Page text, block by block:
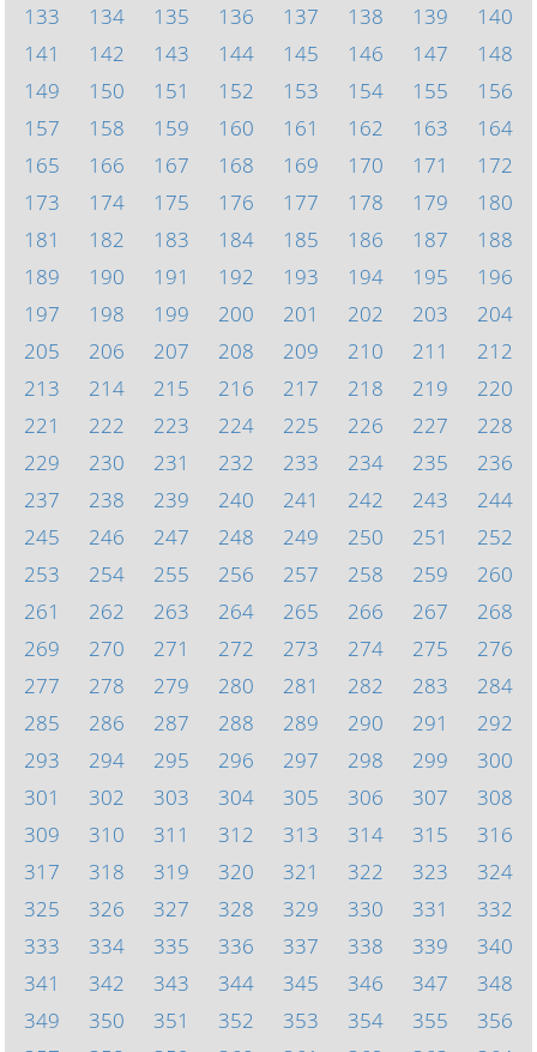
133
134 135 136 137 138 139
140
141
142 143 144 145 146 147
148
149
150 151 152 153 154 155
156
157
158 159 160 161 162 163
164
165
166 167 168 169 170 171
172
173
174 175 176 177 178 179
180
181
182 183 184 185 186 187
188
189
190 191 192 193 194 195
196
197
198 199 200 201 202 203
204
205
206 207 208 209 210 211
212
213
214 215 216 217 218 219
220
221
222 223 224 225 226 227
228
229
230 231 232 233 234 235
236
237
238 239 240 241 242 243
244
245
246 247 248 249 250 251
252
253
254 255 256 257 258 259
260
261
262 263 264 265 266 267
268
269
270 271 272 273 274 275
276
277
278 279 280 281 282 283
284
285
286 287 288 289 290 291
292
293
294 295 296 297 298 299
300
301
302 303 304 305 306 307
308
309
310 311 312 313 314 315
316
317
318 319 320 321 322 323
324
325
326 327 328 329 330 331
332
333
334 335 336 337 338 339
340
341
342 343 344 345 346 347
348
349
350 351 352 353 354 355
356